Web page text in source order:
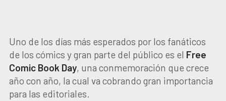
Uno de los días más esperados por los fanáticos
de los cómics y gran parte del público es el Free
Comic Book Day, una conmemoración que crece
año con año, la cual va cobrando gran importancia
para las editoriales.